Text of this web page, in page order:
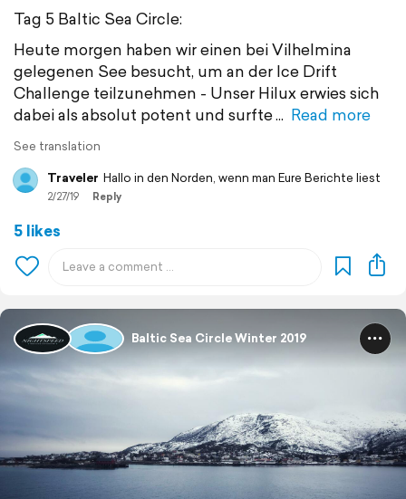
Tag 5 Baltic Sea Circle:
Heute morgen haben wir einen bei Vilhelmina
gelegenen See besucht, um an der Ice Drift
Challenge teilzunehmen - Unser Hilux erwies sich
dabei als absolut potent und surfte
Read more
See translation
Traveler Hallo in den Norden, wenn man Eure Berichte liest
2/27/19 Reply
5 likes
Baltic Sea Circle Winter 2019